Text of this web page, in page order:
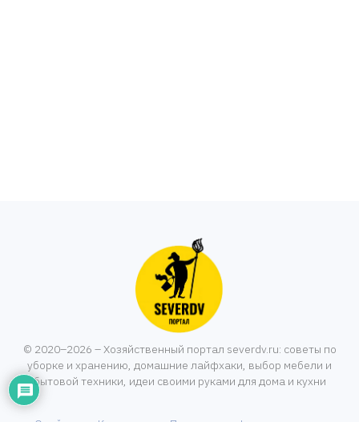
© 2020–2026 – Хозяйственный портал severdv.ru: советы по
уборке и хранению, домашние лайфхаки, выбор мебели и
бытовой техники, идеи своими руками для дома и кухни